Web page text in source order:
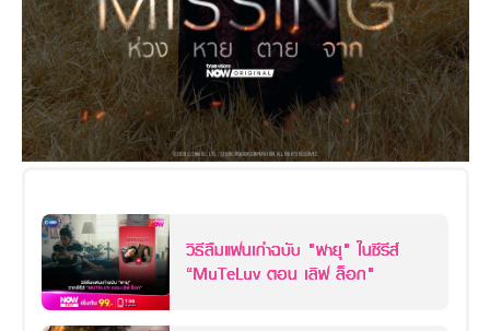
วิธีลืมแฟนเก่าฉบับ "พายุ" ในซีรีส์
“MuTeLuv ตอน เลิฟ ล็อก"